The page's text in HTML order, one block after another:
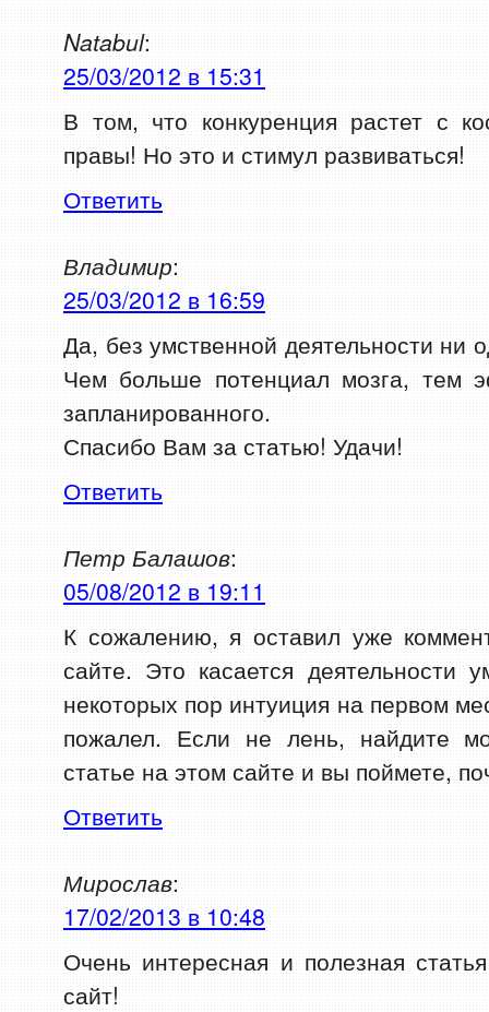
Natabul:
25/03/2012 в 15:31
В том, что конкуренция растет с
правы! Но это и стимул развиваться!
Ответить
Владимир:
25/03/2012 в 16:59
Да, без умственной деятельности ни
Чем больше потенциал мозга, тем
запланированного.
Спасибо Вам за статью! Удачи!
Ответить
Петр Балашов:
05/08/2012 в 19:11
К сожалению, я оставил уже
сайте. Это касается
некоторых пор интуиция на первом
пожалел. Если не лень, найдите
статье на этом сайте и вы поймете,
Ответить
Мирослав:
17/02/2013 в 10:48
Очень интересная и полезная
сайт!